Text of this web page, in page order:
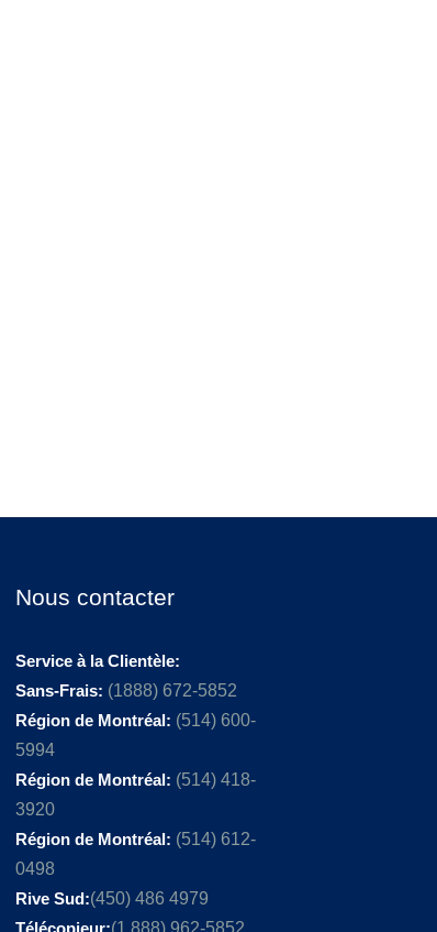
Nous contacter
Service à la Clientèle:
Sans-Frais: (1888) 672-5852
Région de Montréal: (514) 600-
5994
Région de Montréal: (514) 418-
3920
Région de Montréal: (514) 612-
0498
Rive Sud:(450) 486 4979
Télécopieur:(1 888) 962-5852